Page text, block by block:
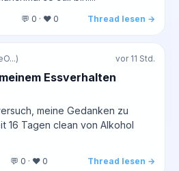
💬 0 · ❤️ 0 Thread lesen →
vor 11 Std.
Essverhalten
meine Gedanken zu
16 Tagen clean von Alkohol
💬 0 · ❤️ 0 Thread lesen →